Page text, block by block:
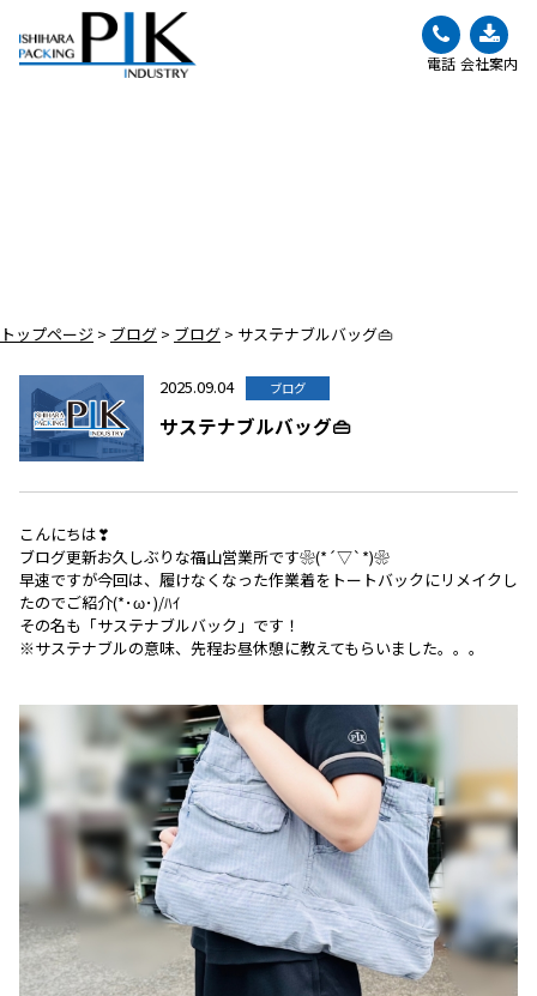
電話 会社案内
トップページ > ブログ > ブログ > サステナブルバッグ👜
2025.09.04 ブログ
サステナブルバッグ👜
こんにちは❣
ブログ更新お久しぶりな福山営業所です❀(*´▽`*)❀
早速ですが今回は、履けなくなった作業着をトートバックにリメイクし
たのでご紹介(*･ω･)/ﾊｲ
その名も「サステナブルバック」です！
※サステナブルの意味、先程お昼休憩に教えてもらいました。。。